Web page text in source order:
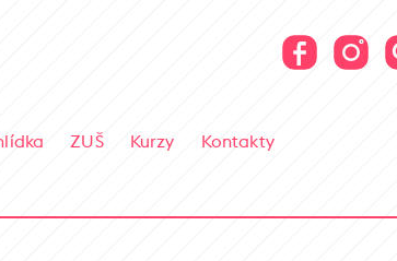
ZUŠ Kurzy Kontakty